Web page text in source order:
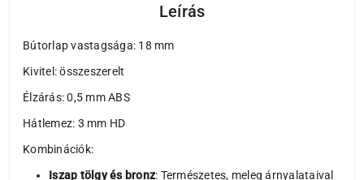
Leírás
Bútorlap vastagsága: 18 mm
Kivitel: összeszerelt
Élzárás: 0,5 mm ABS
Hátlemez: 3 mm HD
Kombinációk:
Iszap tölgy és bronz: Természetes, meleg árnyalataival